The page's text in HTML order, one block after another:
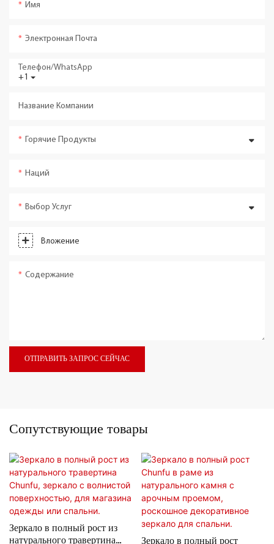
Имя
Электронная Почта
+1
Телефон/WhatsApp
Название Компании
Горячие Продукты
Наций
Выбор Услуг
Вложение
Содержание
ОТПРАВИТЬ ЗАПРОС СЕЙЧАС
Сопутствующие товары
Зеркало в полный рост из
натурального травертина
Зеркало в полный рост